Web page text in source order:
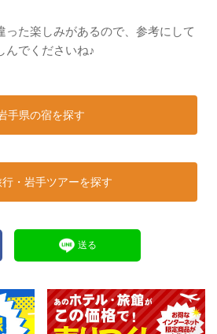
った楽しみがあるので、参考にして
んでくださいね♪
手県の宿を探す
・岩手ツアーを探す
送る